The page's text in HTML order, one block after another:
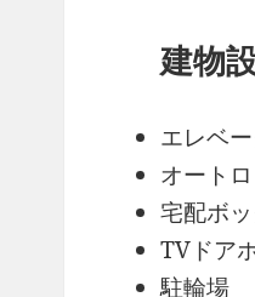
建物
エレベ
オート
宅配ボ
TVドア
駐輪場